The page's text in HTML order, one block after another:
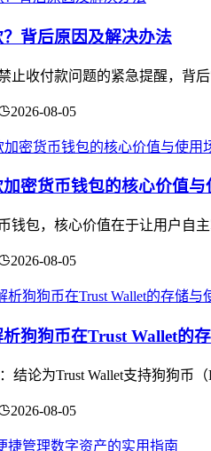
背后原因及解决办法
止收付款问题的紧急提醒，
2026-08-05
密货币钱包的核心价值与
钱包，核心价值在于让用户
2026-08-05
狗狗币在Trust Wallet的
结论为Trust Wallet支持狗狗
2026-08-05